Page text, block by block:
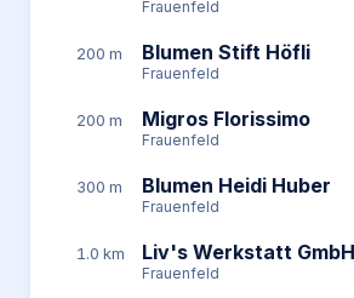
Frauenfeld
200 m Blumen Stift Höfli
Frauenfeld
200 m Migros Florissimo
Frauenfeld
300 m Blumen Heidi Huber
Frauenfeld
1.0 km Liv's Werkstatt GmbH
Frauenfeld